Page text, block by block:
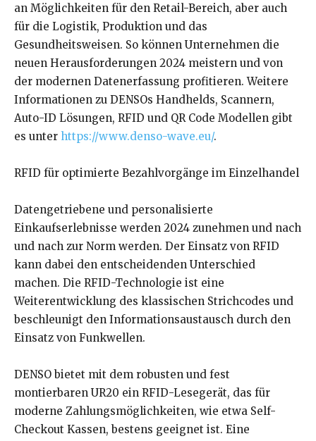
an Möglichkeiten für den Retail-Bereich, aber auch
für die Logistik, Produktion und das
Gesundheitsweisen. So können Unternehmen die
neuen Herausforderungen 2024 meistern und von
der modernen Datenerfassung profitieren. Weitere
Informationen zu DENSOs Handhelds, Scannern,
Auto-ID Lösungen, RFID und QR Code Modellen gibt
es unter https://www.denso-wave.eu/.
RFID für optimierte Bezahlvorgänge im Einzelhandel
Datengetriebene und personalisierte
Einkaufserlebnisse werden 2024 zunehmen und nach
und nach zur Norm werden. Der Einsatz von RFID
kann dabei den entscheidenden Unterschied
machen. Die RFID-Technologie ist eine
Weiterentwicklung des klassischen Strichcodes und
beschleunigt den Informationsaustausch durch den
Einsatz von Funkwellen.
DENSO bietet mit dem robusten und fest
montierbaren UR20 ein RFID-Lesegerät, das für
moderne Zahlungsmöglichkeiten, wie etwa Self-
Checkout Kassen, bestens geeignet ist. Eine